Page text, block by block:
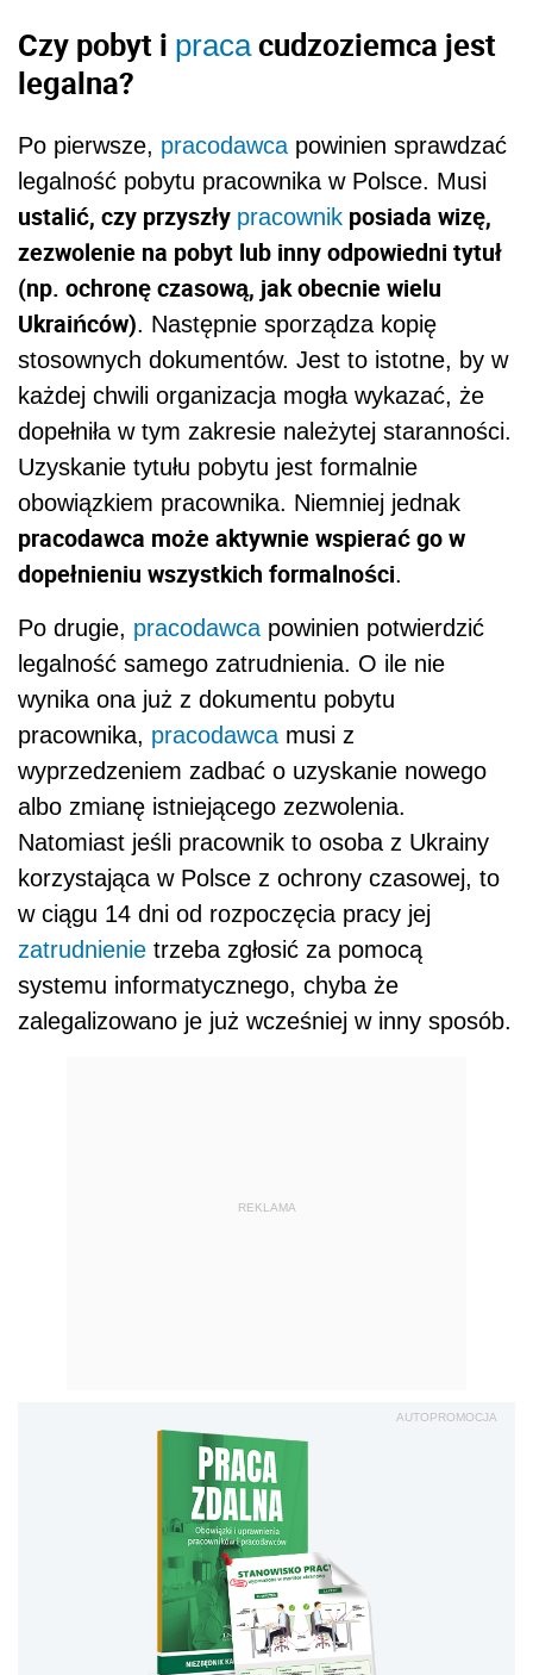
Czy pobyt i pracacudzoziemca jest
legalna?
Po pierwsze, pracodawca powinien sprawdzać
legalność pobytu pracownika w Polsce. Musi
ustalić, czy przyszły pracownik posiada wizę,
zezwolenie na pobyt lub inny odpowiedni tytuł
(np. ochronę czasową, jak obecnie wielu
Ukraińców). Następnie sporządza kopię
stosownych dokumentów. Jest to istotne, by w
każdej chwili organizacja mogła wykazać, że
dopełniła w tym zakresie należytej staranności.
Uzyskanie tytułu pobytu jest formalnie
obowiązkiem pracownika. Niemniej jednak
pracodawca może aktywnie wspierać go w
dopełnieniu wszystkich formalności.
Po drugie, pracodawca powinien potwierdzić
legalność samego zatrudnienia. O ile nie
wynika ona już z dokumentu pobytu
pracownika, pracodawca musi z
wyprzedzeniem zadbać o uzyskanie nowego
albo zmianę istniejącego zezwolenia.
Natomiast jeśli pracownik to osoba z Ukrainy
korzystająca w Polsce z ochrony czasowej, to
w ciągu 14 dni od rozpoczęcia pracy jej
zatrudnienie trzeba zgłosić za pomocą
systemu informatycznego, chyba że
zalegalizowano je już wcześniej w inny sposób.
REKLAMA
AUTOPROMOCJA